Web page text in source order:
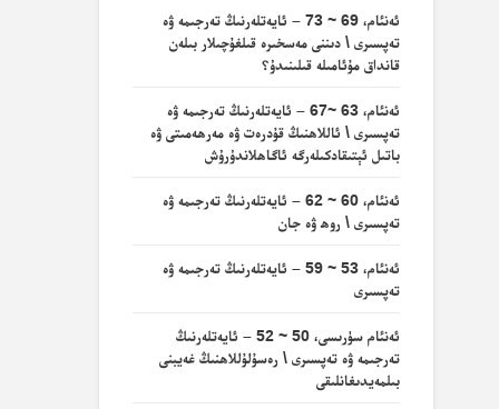
ئەنئام، 69 ~ 73 – ئايەتلەرنىڭ تەرجىمە ۋە
تەپسىرى \ دىننى مەسخىرە قىلغۇچىلار بىلەن
قانداق مۇئامىلە قىلىنىدۇ؟
ئەنئام، 63 ~67 – ئايەتلەرنىڭ تەرجىمە ۋە
تەپسىرى \ ئاللاھنىڭ قۇدرەت ۋە مەرھەمىتى ۋە
باتىل ئېتىقادكىلەرگە ئاگاھلاندۇرۇش
ئەنئام، 60 ~ 62 – ئايەتلەرنىڭ تەرجىمە ۋە
تەپسىرى \ روھ ۋە جان
ئەنئام، 53 ~ 59 – ئايەتلەرنىڭ تەرجىمە ۋە
تەپسىرى
ئەنئام سۈرىسى، 50 ~ 52 – ئايەتلەرنىڭ
تەرجىمە ۋە تەپسىرى \ رەسۇلۇللاھنىڭ غەيبنى
بىلمەيدىغانلىقى